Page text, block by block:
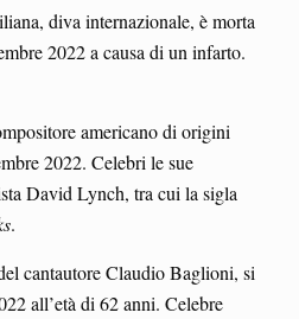
diva internazionale, è morta
2022 a causa di un infarto.
americano di origini
2022. Celebri le sue
David Lynch, tra cui la sigla
.
cantautore Claudio Baglioni, si
all’età di 62 anni. Celebre